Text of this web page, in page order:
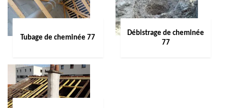
Tubage de cheminée 77
Débistrage de cheminée
77